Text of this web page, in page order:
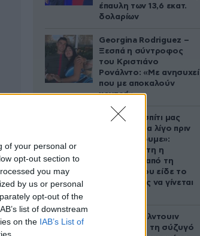
of your personal or
opt-out section to
you may
by us or personal
opt-out of the
list of downstream
on the IAB’s List of
έπαυλη των 13,6 εκατ.
δολαρίων
Georgina Rodriguez –
Ξεσπά η σύντροφος
του Κριστιάνο
Ρονάλντο: «Με ανησυχεί
που με αποκαλούν
χοντρή»
«Κάηκε το σπίτι μας
στην Ελλάδα λίγο πριν
μετακομίσουμε»:
Απαρηγόρητη η
οικογένεια από τη
Βρετανία που είδε το
όνειρο ζωής να γίνεται
Ο Άλεκ Μπάλντουιν
ζήτησε από τη σύζυγό